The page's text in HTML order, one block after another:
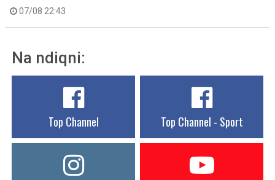
07/08 22:43
Na ndiqni:
Top Channel Top Channel - Sport